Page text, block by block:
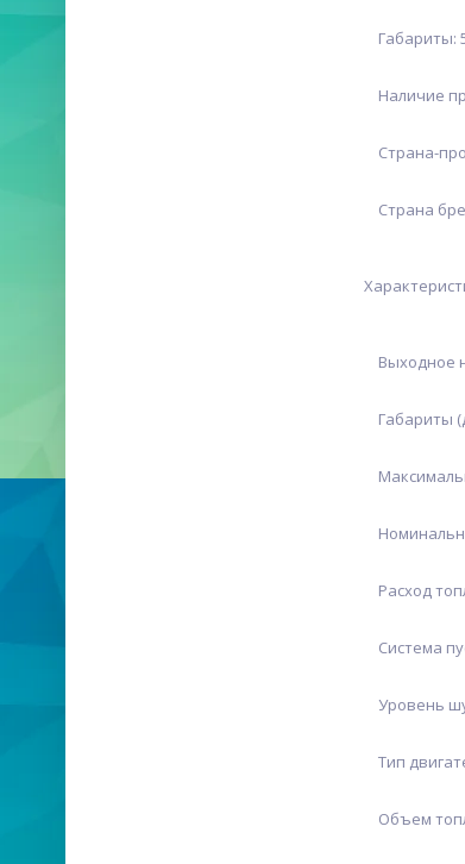
Габариты:
Наличие
Страна-
Страна
Выходное
Габариты
Расход
Система
Уровень
Тип
Объем